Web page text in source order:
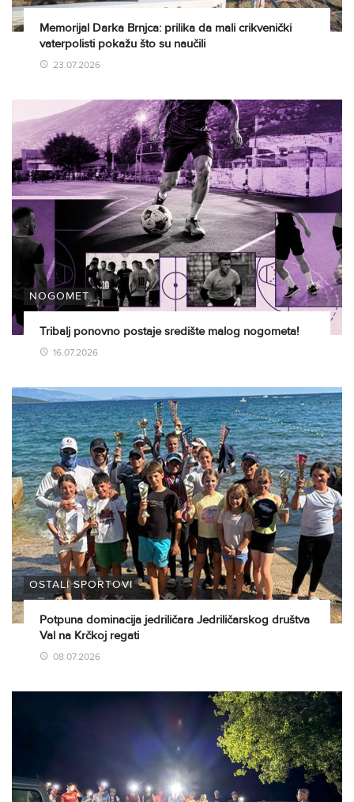
Memorijal Darka Brnjca: prilika da mali crikvenički
vaterpolisti pokažu što su naučili
23.07.2026
NOGOMET
Tribalj ponovno postaje središte malog nogometa!
16.07.2026
OSTALI SPORTOVI
Potpuna dominacija jedriličara Jedriličarskog društva
Val na Krčkoj regati
08.07.2026